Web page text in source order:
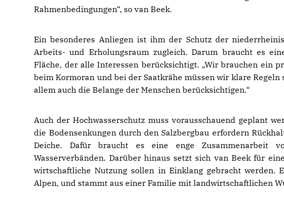
Rahmenbedingungen“, so van Beek.
Ein besonderes Anliegen ist ihm der Schutz der
Arbeits- und Erholungsraum zugleich. Darum braucht es
Fläche, der alle Interessen berücksichtigt. „Wir brauchen ein
beim Kormoran und bei der Saatkrähe müssen wir klare
allem auch die Belange der Menschen berücksichtigen.“
Auch der Hochwasserschutz muss vorausschauend geplant
die Bodensenkungen durch den Salzbergbau erfordern
Deiche. Dafür braucht es eine enge Zusammenarbeit
Wasserverbänden. Darüber hinaus setzt sich van Beek für
wirtschaftliche Nutzung sollen in Einklang gebracht
Alpen, und stammt aus einer Familie mit landwirtschaftlichen